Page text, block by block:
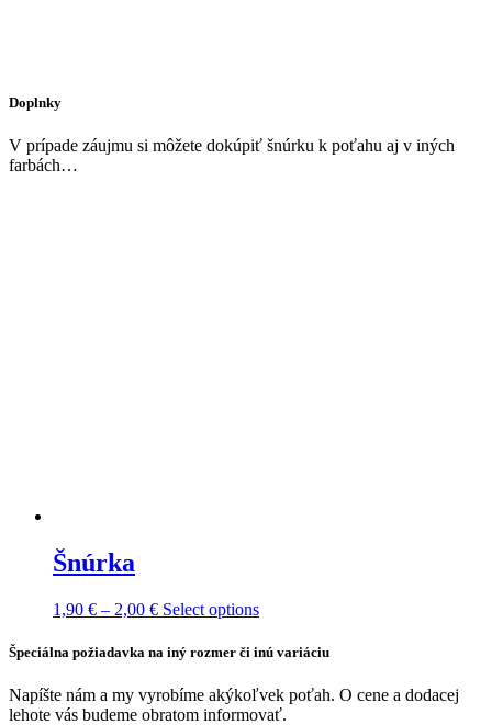
Doplnky
V prípade záujmu si môžete dokúpiť šnúrku k poťahu aj v iných
farbách…
Šnúrka
1,90 € – 2,00 €Price
1,90 €
2,00 €
Select optionsThis
has
variants.
The
Špeciálna požiadavka na iný rozmer či inú variáciu
Napíšte nám a my vyrobíme akýkoľvek poťah. O cene a dodacej
lehote vás budeme obratom informovať.